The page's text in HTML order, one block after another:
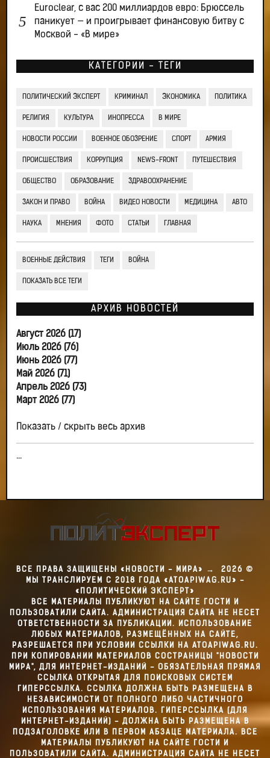
Euroclear, с вас 200 миллиардов евро: Брюссель
паникует — и проигрывает финансовую битву с
Москвой - «В мире»
КАТЕГОРИИ - ТЕГИ
ПОЛИТИЧЕСКИЙ ЭКСПЕРТ КРИМИНАЛ ЭКОНОМИКА ПОЛИТИКА
РЕЛИГИЯ КУЛЬТУРА ИНОПРЕССА В МИРЕ
НОВОСТИ РОССИИ ВОЕННОЕ ОБОЗРЕНИЕ СПОРТ АРМИЯ
ПРОИСШЕСТВИЯ КОРРУПЦИЯ NEWS-FRONT ПУТЕШЕСТВИЯ
ОБЩЕСТВО ОБРАЗОВАНИЕ ЗДРАВООХРАНЕНИЕ
ЗАКОН И ПРАВО ВОЙНА ВИДЕО НОВОСТИ МЕДИЦИНА АВТО
НАУКА МНЕНИЯ ФОТО СТАТЬИ ГЛАВНАЯ
ВОЕННЫЕ ДЕЙСТВИЯ ТЕГИ ВОЙНА
ПОКАЗАТЬ ВСЕ ТЕГИ
АРХИВ НОВОСТЕЙ
Август 2026 (17)
Июль 2026 (76)
Июнь 2026 (77)
Май 2026 (71)
Апрель 2026 (73)
Март 2026 (77)
Показать / скрыть весь архив
...
ВСЕ ПРАВА ЗАЩИЩЕНЫ «НОВОСТИ - МИРА» → 2026 ©
МЫ ТРАНСЛИРУЕМ С 2018 ГОДА «ATOAPIWAG.RU» -
«ПОЛИТИЧЕСКИЙ ЭКСПЕРТ»
ВСЕ МАТЕРИАЛЫ ПУБЛИКУЮТ НА САЙТЕ ГОСТИ И
ПОЛЬЗОВАТИЛИ САЙТА. АДМИНИСТРАЦИЯ САЙТА НЕ НЕСЕТ
ОТВЕТСТВЕННОСТИ ЗА ПУБЛИКАЦИИ. ИСПОЛЬЗОВАНИЕ
ЛЮБЫХ МАТЕРИАЛОВ, РАЗМЕЩЁННЫХ НА САЙТЕ,
РАЗРЕШАЕТСЯ ПРИ УСЛОВИИ ССЫЛКИ НА ATOAPIWAG.RU.
ПРИ КОПИРОВАНИИ МАТЕРИАЛОВ СОСТРАНИЦЫ "НОВОСТИ
МИРА", ДЛЯ ИНТЕРНЕТ-ИЗДАНИЙ - ОБЯЗАТЕЛЬНАЯ ПРЯМАЯ
ССЫЛКА ОТКРЫТАЯ ДЛЯ ПОИСКОВЫХ СИСТЕМ
ГИПЕРССЫЛКА. ССЫЛКА ДОЛЖНА БЫТЬ РАЗМЕЩЕНА В
НЕЗАВИСИМОСТИ ОТ ПОЛНОГО ЛИБО ЧАСТИЧНОГО
ИСПОЛЬЗОВАНИЯ МАТЕРИАЛОВ. ГИПЕРССЫЛКА (ДЛЯ
ИНТЕРНЕТ-ИЗДАНИЙ) - ДОЛЖНА БЫТЬ РАЗМЕЩЕНА В
ПОДЗАГОЛОВКЕ ИЛИ В ПЕРВОМ АБЗАЦЕ МАТЕРИАЛА. ВСЕ
МАТЕРИАЛЫ ПУБЛИКУЮТ НА САЙТЕ ГОСТИ И
ПОЛЬЗОВАТИЛИ САЙТА. АДМИНИСТРАЦИЯ САЙТА НЕ НЕСЕТ